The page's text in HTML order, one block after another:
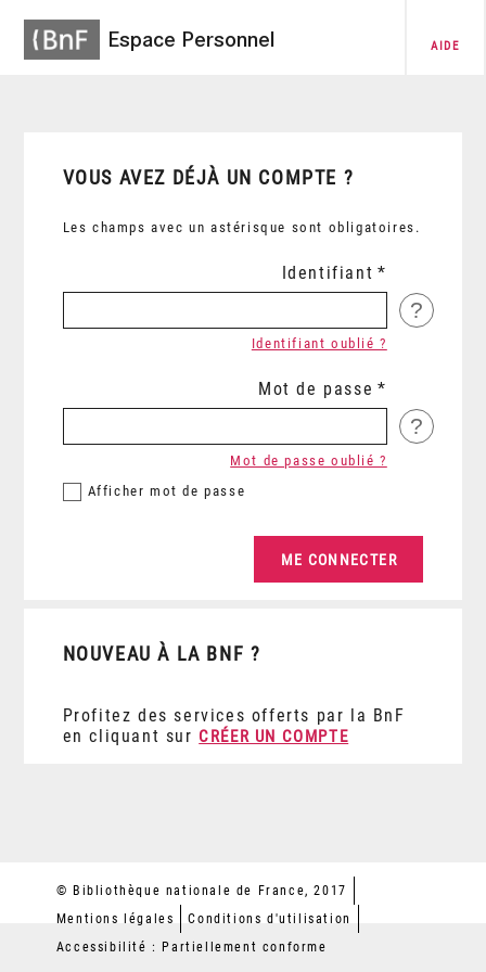
Espace Personnel AIDE
VOUS AVEZ DÉJÀ UN COMPTE ?
Les champs avec un astérisque sont obligatoires.
Identifiant
?
Identifiant oublié ?
Mot de passe
?
Afficher mot de passe
Mot de passe oublié ?
NOUVEAU À LA BNF ?
Profitez des services offerts par la BnF
en cliquant sur CRÉER UN COMPTE
© Bibliothèque nationale de France, 2017
Mentions légales
Conditions d'utilisation
Accessibilité : Partiellement conforme